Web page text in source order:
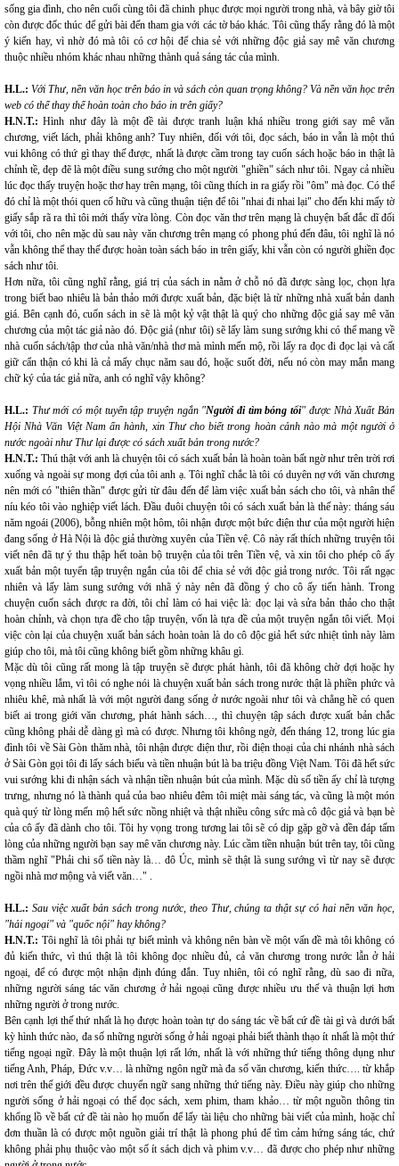
sống gia đình, cho nên cuối cùng tôi đã chinh phục được mọi người trong nhà, và bây giờ tôi
còn được đốc thúc để gửi bài đến tham gia với các tờ báo khác. Tôi cũng thấy rằng đó là một
ý kiến hay, vì nhờ đó mà tôi có cơ hội để chia sẻ với những độc giả say mê văn chương
thuộc nhiều nhóm khác nhau những thành quả sáng tác của mình.
H.L.: Với Thư, nền văn học trên báo in và sách còn quan trọng không? Và nền văn học trên
web có thể thay thế hoàn toàn cho báo in trên giấy?
H.N.T.: Hình như đây là một đề tài được tranh luận khá nhiều trong giới say mê văn
chương, viết lách, phải không anh? Tuy nhiên, đối với tôi, đọc sách, báo in vẫn là một thú
vui không có thứ gì thay thế được, nhất là được cầm trong tay cuốn sách hoặc báo in thật là
chỉnh tề, đẹp đẽ là một điều sung sướng cho một người "ghiền" sách như tôi. Ngay cả nhiều
lúc đọc thấy truyện hoặc thơ hay trên mạng, tôi cũng thích in ra giấy rồi "ôm" mà đọc. Có thể
đó chỉ là một thói quen cố hữu và cũng thuận tiện để tôi "nhai đi nhai lại" cho đến khi mấy tờ
giấy sắp rã ra thì tôi mới thấy vừa lòng. Còn đọc văn thơ trên mạng là chuyện bất đắc dĩ đối
với tôi, cho nên mặc dù sau này văn chương trên mạng có phong phú đến đâu, tôi nghĩ là nó
vẫn không thể thay thế được hoàn toàn sách báo in trên giấy, khi vẫn còn có người ghiền đọc
sách như tôi.
Hơn nữa, tôi cũng nghĩ rằng, giá trị của sách in nằm ở chỗ nó đã được sàng lọc, chọn lựa
trong biết bao nhiêu là bản thảo mới được xuất bản, đặc biệt là từ những nhà xuất bản danh
giá. Bên cạnh đó, cuốn sách in sẽ là một kỷ vật thật là quý cho những độc giả say mê văn
chương của một tác giả nào đó. Độc giả (như tôi) sẽ lấy làm sung sướng khi có thể mang về
nhà cuốn sách/tập thơ của nhà văn/nhà thơ mà mình mến mộ, rồi lấy ra đọc đi đọc lại và cất
giữ cẩn thận có khi là cả mấy chục năm sau đó, hoặc suốt đời, nếu nó còn may mắn mang
chữ ký của tác giả nữa, anh có nghĩ vậy không?
H.L.: Thư mới có một tuyển tập truyện ngắn "Người đi tìm bóng tối" được Nhà Xuất Bản
Hội Nhà Văn Việt Nam ấn hành, xin Thư cho biết trong hoàn cảnh nào mà một người ở
nước ngoài như Thư lại được có sách xuất bản trong nước?
H.N.T.: Thú thật với anh là chuyện tôi có sách xuất bản là hoàn toàn bất ngờ như trên trời rơi
xuống và ngoài sự mong đợi của tôi anh ạ. Tôi nghĩ chắc là tôi có duyên nợ với văn chương
nên mới có "thiên thần" được gửi từ đâu đến để làm việc xuất bản sách cho tôi, và nhân thể
níu kéo tôi vào nghiệp viết lách. Đầu đuôi chuyện tôi có sách xuất bản là thế này: tháng sáu
năm ngoái (2006), bỗng nhiên một hôm, tôi nhận được một bức điện thư của một người hiện
đang sống ở Hà Nội là độc giả thường xuyên của Tiền vệ. Cô này rất thích những truyện tôi
viết nên đã tự ý thu thập hết toàn bộ truyện của tôi trên Tiền vệ, và xin tôi cho phép cô ấy
xuất bản một tuyển tập truyện ngắn của tôi để chia sẻ với độc giả trong nước. Tôi rất ngạc
nhiên và lấy làm sung sướng với nhã ý này nên đã đồng ý cho cô ấy tiến hành. Trong
chuyện cuốn sách được ra đời, tôi chỉ làm có hai việc là: đọc lại và sửa bản thảo cho thật
hoàn chỉnh, và chọn tựa đề cho tập truyện, vốn là tựa đề của một truyện ngắn tôi viết. Mọi
việc còn lại của chuyện xuất bản sách hoàn toàn là do cô độc giả hết sức nhiệt tình này làm
giúp cho tôi, mà tôi cũng không biết gồm những khâu gì.
Mặc dù tôi cũng rất mong là tập truyện sẽ được phát hành, tôi đã không chờ đợi hoặc hy
vọng nhiều lắm, vì tôi có nghe nói là chuyện xuất bản sách trong nước thật là phiền phức và
nhiêu khê, mà nhất là với một người đang sống ở nước ngoài như tôi và chẳng hề có quen
biết ai trong giới văn chương, phát hành sách…, thì chuyện tập sách được xuất bản chắc
cũng không phải dễ dàng gì mà có được. Nhưng tôi không ngờ, đến tháng 12, trong lúc gia
đình tôi về Sài Gòn thăm nhà, tôi nhận được điện thư, rồi điện thoại của chi nhánh nhà sách
ở Sài Gòn gọi tôi đi lấy sách biếu và tiền nhuận bút là ba triệu đồng Việt Nam. Tôi đã hết sức
vui sướng khi đi nhận sách và nhận tiền nhuận bút của mình. Mặc dù số tiền ấy chỉ là tượng
trưng, nhưng nó là thành quả của bao nhiêu đêm tôi miệt mài sáng tác, và cũng là một món
quà quý từ lòng mến mộ hết sức nồng nhiệt và thật nhiều công sức mà cô độc giả và bạn bè
của cô ấy đã dành cho tôi. Tôi hy vọng trong tương lai tôi sẽ có dịp gặp gỡ và đền đáp tấm
lòng của những người bạn say mê văn chương này. Lúc cầm tiền nhuận bút trên tay, tôi cũng
thầm nghĩ "Phải chi số tiền này là… đô Úc, mình sẽ thật là sung sướng vì từ nay sẽ được
ngồi nhà mơ mộng và viết văn…" .
H.L.: Sau việc xuất bản sách trong nước, theo Thư, chúng ta thật sự có hai nền văn học,
"hải ngoại" và "quốc nội" hay không?
H.N.T.: Tôi nghĩ là tôi phải tự biết mình và không nên bàn về một vấn đề mà tôi không có
đủ kiến thức, vì thú thật là tôi không đọc nhiều đủ, cả văn chương trong nước lẫn ở hải
ngoại, để có được một nhận định đúng đắn. Tuy nhiên, tôi có nghĩ rằng, dù sao đi nữa,
những người sáng tác văn chương ở hải ngoại cũng được nhiều ưu thế và thuận lợi hơn
những người ở trong nước.
Bên cạnh lợi thế thứ nhất là họ được hoàn toàn tự do sáng tác về bất cứ đề tài gì và dưới bất
kỳ hình thức nào, đa số những người sống ở hải ngoại phải biết thành thạo ít nhất là một thứ
tiếng ngoại ngữ. Đây là một thuận lợi rất lớn, nhất là với những thứ tiếng thông dụng như
tiếng Anh, Pháp, Đức v.v… là những ngôn ngữ mà đa số văn chương, kiến thức…. từ khắp
nơi trên thế giới đều được chuyển ngữ sang những thứ tiếng này. Điều này giúp cho những
người sống ở hải ngoại có thể đọc sách, xem phim, tham khảo… từ một nguồn thông tin
khổng lồ về bất cứ đề tài nào họ muốn để lấy tài liệu cho những bài viết của mình, hoặc chỉ
đơn thuần là có được một nguồn giải trí thật là phong phú để tìm cảm hứng sáng tác, chứ
không phải phụ thuộc vào một số ít sách dịch và phim v.v… đã được cho phép như những